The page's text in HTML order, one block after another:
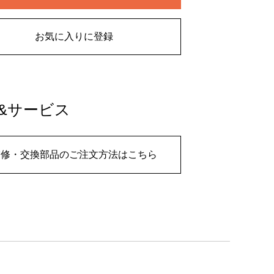
お気に入りに登録
サービス
・交換部品のご注文方法はこちら